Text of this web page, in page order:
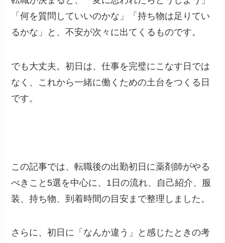
「何を質問していいのかな」「持ち物は足りてい
るかな」と、不安が次々に出てくるものです。
でも大丈夫。初日は、仕事を完璧にこなす日では
なく、これから一緒に働くための土台をつくる日
です。
この記事では、転職後の出勤初日に薬剤師がやる
べきこと5選を中心に、1日の流れ、自己紹介、服
装、持ち物、到着時間の目安まで整理しました。
さらに、初日に「なんか違う」と感じたときの考